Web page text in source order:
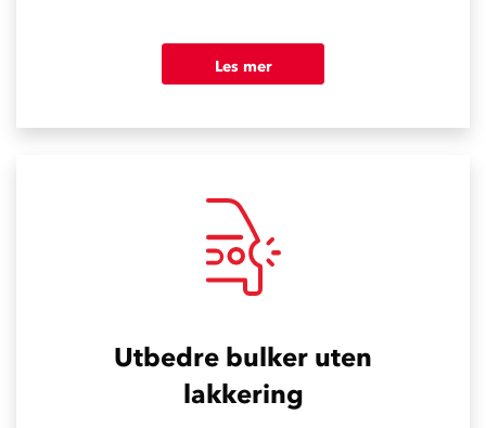
Les mer
Utbedre bulker uten
lakkering